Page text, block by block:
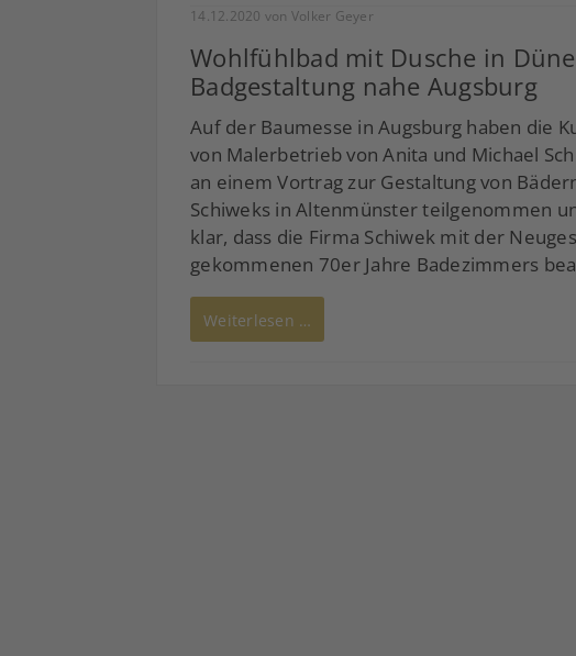
14.12.2020 von Volker Geyer
Wohlfühlbad mit Dusche in
Badgestaltung nahe Augsburg
Auf der Baumesse in Augsburg haben die
von Malerbetrieb von Anita und Michael
an einem Vortrag zur Gestaltung von
Schiweks in Altenmünster teilgenommen
klar, dass die Firma Schiwek mit der
gekommenen 70er Jahre Badezimmers
Weiterlesen …